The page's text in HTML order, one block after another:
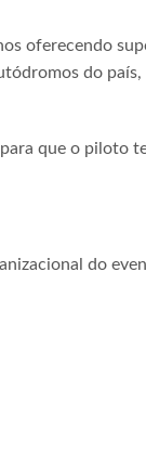
oferecendo
do
que o piloto
do